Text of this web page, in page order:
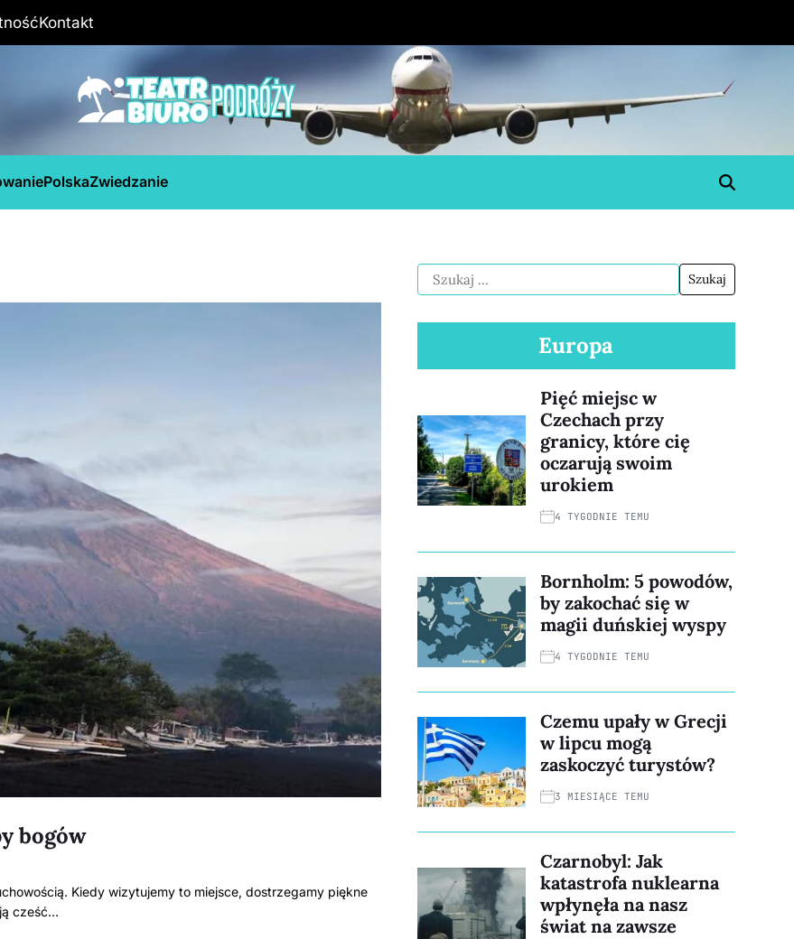
Kontakt
PolskaZwiedzanie
bogów
Kiedy wizytujemy to miejsce, dostrzegamy piękne
cześć…
Europa
Pięć miejsc w
Czechach przy
granicy, które cię
oczarują swoim
urokiem
4 TYGODNIE TEMU
Bornholm: 5 powodów,
by zakochać się w
magii duńskiej wyspy
4 TYGODNIE TEMU
Czemu upały w Grecji
w lipcu mogą
zaskoczyć turystów?
3 MIESIĄCE TEMU
Czarnobyl: Jak
katastrofa nuklearna
wpłynęła na nasz
świat na zawsze